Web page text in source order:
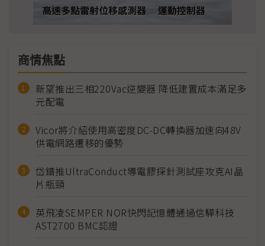
商情焦點
新望推出三相220Vac逆變器 降低建置成本滿足多
元配電
Vicor將介紹使用高密度DC-DC轉換器加速向48V
供電網路遷移的優勢
岱鐠推UltraConduct導電膠探針測試座攻克AI晶
片瓶頸
英飛凌SEMPER NOR快閃記憶體通過信驊科技
AST2700 BMC認證